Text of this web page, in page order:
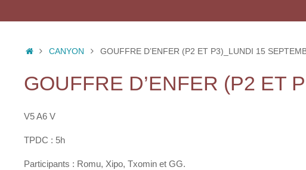
ACCUEIL
CANYON GOUFFRE D’ENFER (P2 ET P3)_LUNDI 15
GOUFFRE D’ENFER (P2 ET
V5 A6 V
TPDC : 5h
Participants : Romu, Xipo, Txomin et GG.